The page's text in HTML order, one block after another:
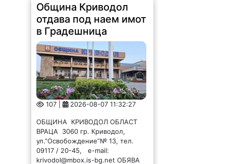
Община Криводол
отдава под наем имот
в Ботуня
108 | 2026-08-07 11:30:54
ОБЩИНА КРИВОДОЛ ОБЛАСТ
ВРАЦА 3060 гр. Криводол, ул.
„Освобождение” № 13, тел.